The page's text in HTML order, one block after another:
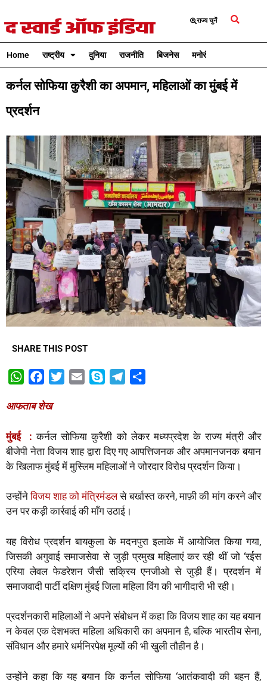
राज्य चुनें
Home राष्ट्रीय दुनिया राजनीति बिजनेस मनोरंजन
कर्नल सोफिया कुरैशी का अपमान, महिलाओं का मुंबई में
प्रदर्शन
SHARE THIS POST
W
a
A
p
c
b
o
o
t
e
r
l
e
g
r
a
e
आफताब शेख
मुंबई : कर्नल सोफिया कुरैशी को लेकर मध्यप्रदेश के राज्य मंत्री और
बीजेपी नेता विजय शाह द्वारा दिए गए आपत्तिजनक और अपमानजनक बयान
के खिलाफ मुंबई में मुस्लिम महिलाओं ने जोरदार विरोध प्रदर्शन किया।
उन्होंनेविजय शाह को मंत्रिमंडलसे बर्खास्त करने, माफ़ी की मांग करने और
उन पर कड़ी कार्रवाई की माँग उठाई।
यह विरोध प्रदर्शन बायकुला के मदनपुरा इलाके में आयोजित किया गया,
जिसकी अगुवाई समाजसेवा से जुड़ी प्रमुख महिलाएं कर रही थीं जो ‘रईस
एरिया लेवल फेडरेशन जैसी सक्रिय एनजीओ से जुड़ी हैं। प्रदर्शन में
समाजवादी पार्टी दक्षिण मुंबई जिला महिला विंग की भागीदारी भी रही।
प्रदर्शनकारी महिलाओं ने अपने संबोधन में कहा कि विजय शाह का यह बयान
न केवल एक देशभक्त महिला अधिकारी का अपमान है, बल्कि भारतीय सेना,
संविधान और हमारे धर्मनिरपेक्ष मूल्यों की भी खुली तौहीन है।
उन्होंने कहा कि यह बयान कि कर्नल सोफिया ‘आतंकवादी की बहन हैं,